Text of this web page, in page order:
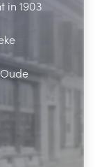
in 1903